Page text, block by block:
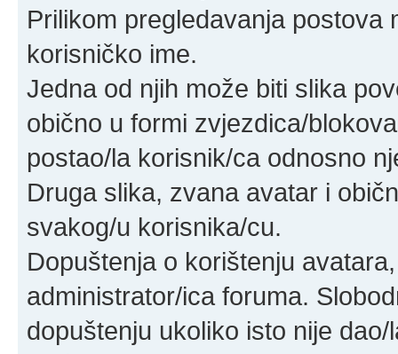
Prilikom pregledavanja postova
korisničko ime.
Jedna od njih može biti slika
obično u formi zvjezdica/
postao/la korisnik/ca odnosno
Druga slika, zvana avatar i
svakog/u korisnika/cu.
Dopuštenja o korištenju
administrator/ica foruma.
dopuštenju ukoliko isto nije dao/